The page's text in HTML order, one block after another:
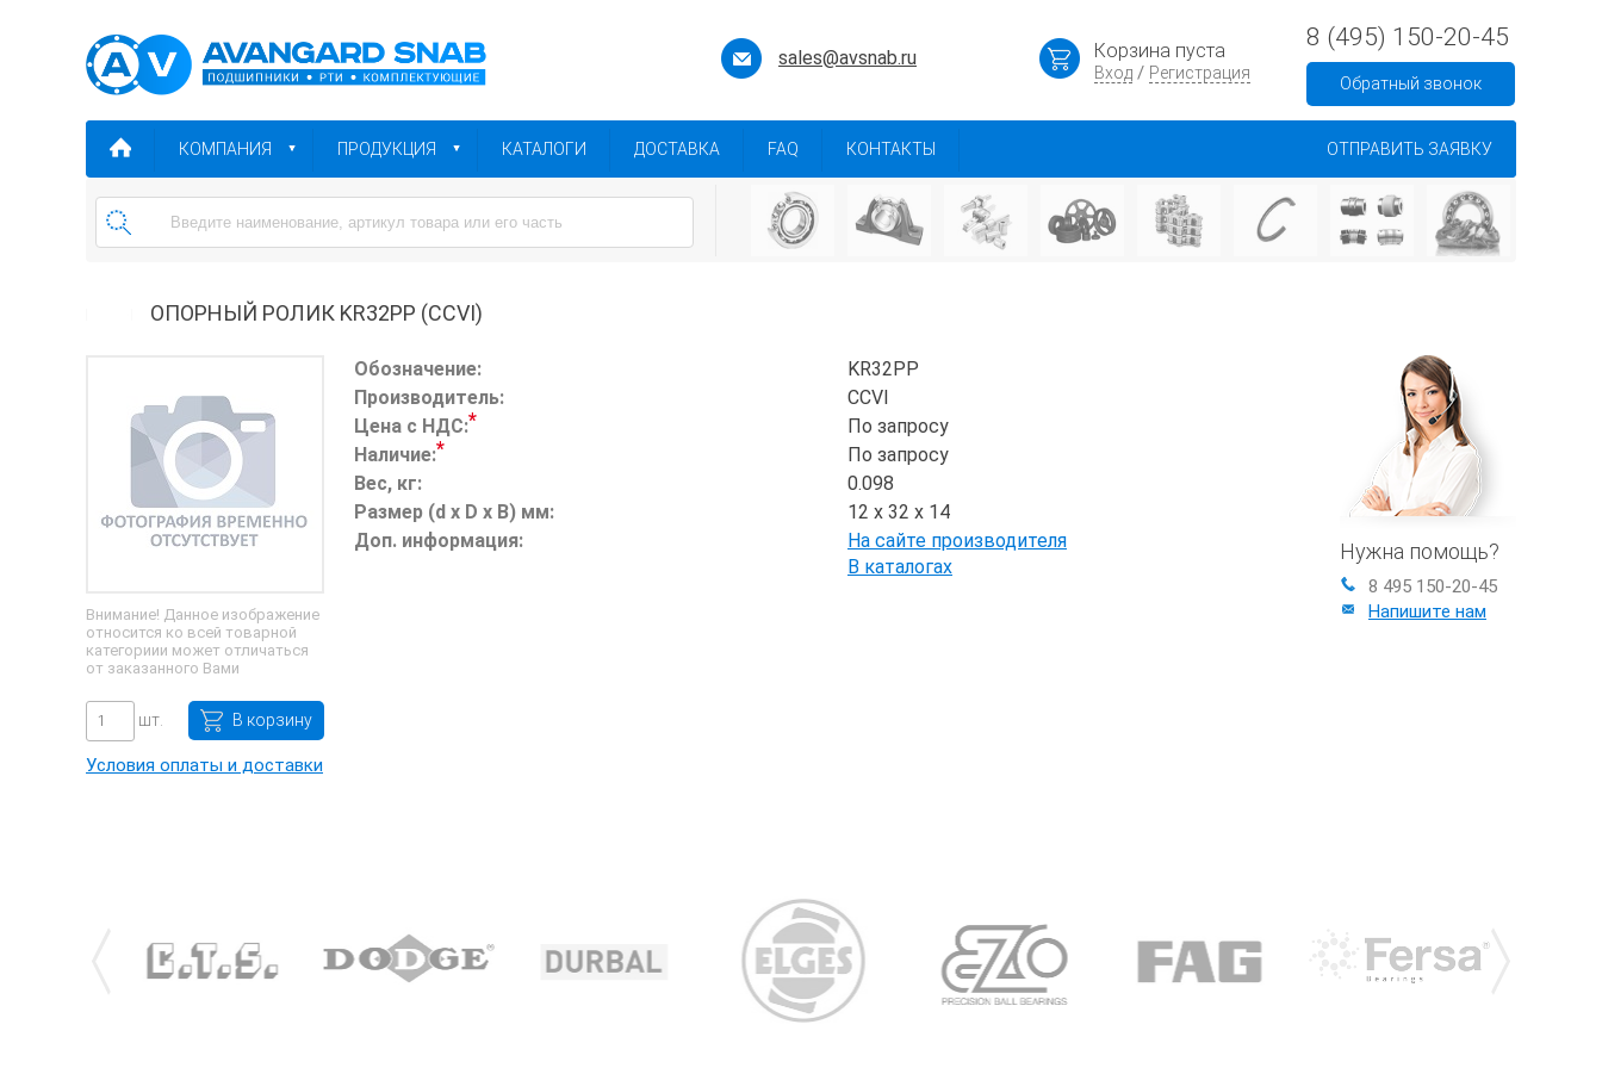
sales@avsnab.ru Корзина пуста
Вход / Регистрация
8 (495) 150-20-45
Обратный звонок
КОМПАНИЯ ПРОДУКЦИЯ КАТАЛОГИ ДОСТАВКА FAQ КОНТАКТЫ ОТПРАВИТЬ ЗАЯВКУ
ОПОРНЫЙ РОЛИК KR32PP (CCVI)
Нужна помощь?
8 495 150-20-45
Напишите нам
Внимание! Данное изображение
относится ко всей товарной
категориии может отличаться
от заказанного Вами
шт. В корзину
Условия оплаты и доставки
Обозначение:
KR32PP
Производитель:
CCVI
Цена с НДС:*
По запросу
Наличие:*
По запросу
Вес, кг:
0.098
Размер (d x D x B) мм:
12 x 32 x 14
Доп. информация:
На сайте производителя
В каталогах